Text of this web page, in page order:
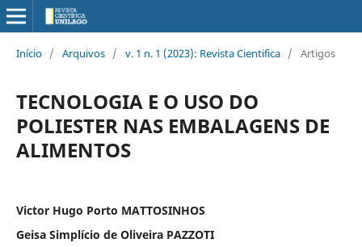
Início / Arquivos / v. 1 n. 1 (2023): Revista Cientifica / Artigos
TECNOLOGIA E O USO DO
POLIESTER NAS EMBALAGENS DE
ALIMENTOS
Victor Hugo Porto MATTOSINHOS
Geisa Simplício de Oliveira PAZZOTI